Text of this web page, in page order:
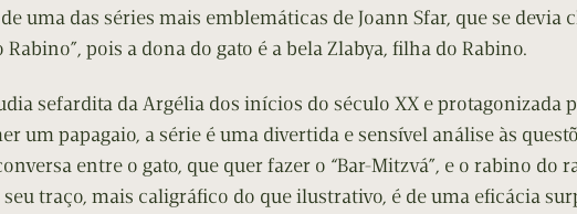
uma das séries mais emblemáticas de Joann Sfar, que se devia
pois a dona do gato é a bela Zlabya, filha do Rabino.
sefardita da Argélia dos inícios do século XX e protagonizada
um papagaio, a série é uma divertida e sensível análise às
entre o gato, que quer fazer o “Bar-Mitzvá”, e o rabino do
seu traço, mais caligráfico do que ilustrativo, é de uma eficácia